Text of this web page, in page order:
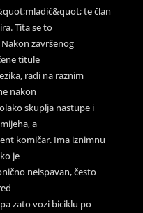
te član
Tita se to
završenog
titule
radi na raznim
nakon
skuplja nastupe i
a
komičar. Ima iznimnu
je
neispavan, često
zato vozi biciklu po